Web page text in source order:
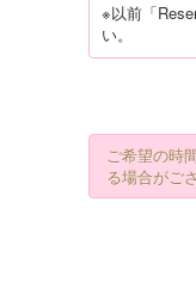
※以前「
い。
ご希望の時
る場合がご